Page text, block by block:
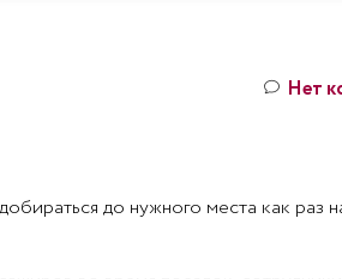
Нет
до нужного места как раз